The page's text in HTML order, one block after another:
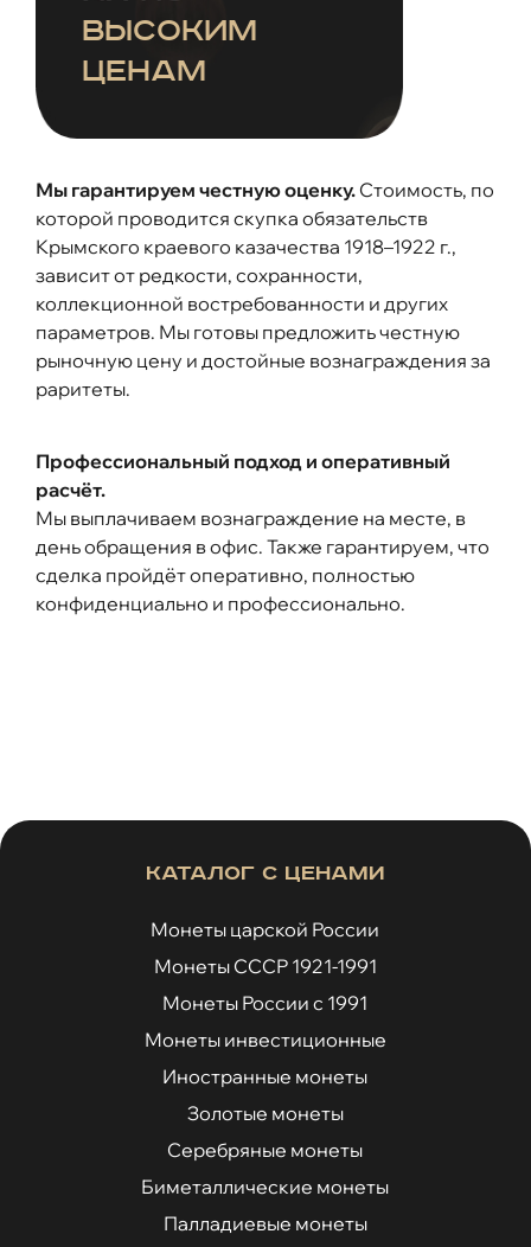
высоким
ценам
Мы гарантируем честную оценку. Стоимость, по
которой проводится скупка обязательств
Крымского краевого казачества 1918–1922 г.,
зависит от редкости, сохранности,
коллекционной востребованности и других
параметров. Мы готовы предложить честную
рыночную цену и достойные вознаграждения за
раритеты.
Профессиональный подход и оперативный
расчёт.
Мы выплачиваем вознаграждение на месте, в
день обращения в офис. Также гарантируем, что
сделка пройдёт оперативно, полностью
конфиденциально и профессионально.
Каталог с ценами
Монеты царской России
Монеты СССР 1921-1991
Монеты России с 1991
Монеты инвестиционные
Иностранные монеты
Золотые монеты
Серебряные монеты
Биметаллические монеты
Палладиевые монеты